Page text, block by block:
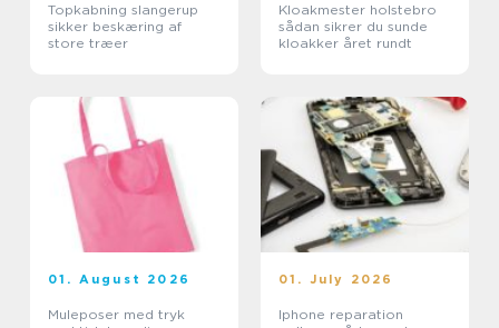
Topkabning slangerup
sikker beskæring af
store træer
Kloakmester holstebro
sådan sikrer du sunde
kloakker året rundt
01. August 2026
Muleposer med tryk
01. July 2026
Iphone reparation